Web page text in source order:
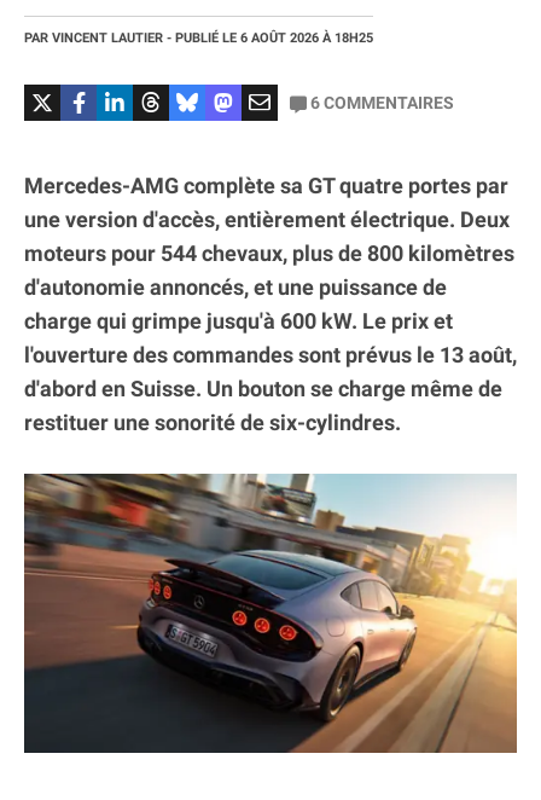
PAR VINCENT LAUTIER - PUBLIÉ LE 6 AOÛT 2026 À 18H25
6COMMENTAIRES
Mercedes-AMG complète sa GT quatre portes par
une version d'accès, entièrement électrique. Deux
moteurs pour 544 chevaux, plus de 800 kilomètres
d'autonomie annoncés, et une puissance de
charge qui grimpe jusqu'à 600 kW. Le prix et
l'ouverture des commandes sont prévus le 13 août,
d'abord en Suisse. Un bouton se charge même de
restituer une sonorité de six-cylindres.